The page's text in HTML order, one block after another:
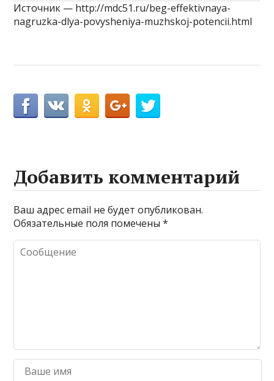
Источник — http://mdc51.ru/beg-effektivnaya-
nagruzka-dlya-povysheniya-muzhskoj-potencii.html
Добавить комментарий
Ваш адрес email не будет опубликован.
Обязательные поля помечены*